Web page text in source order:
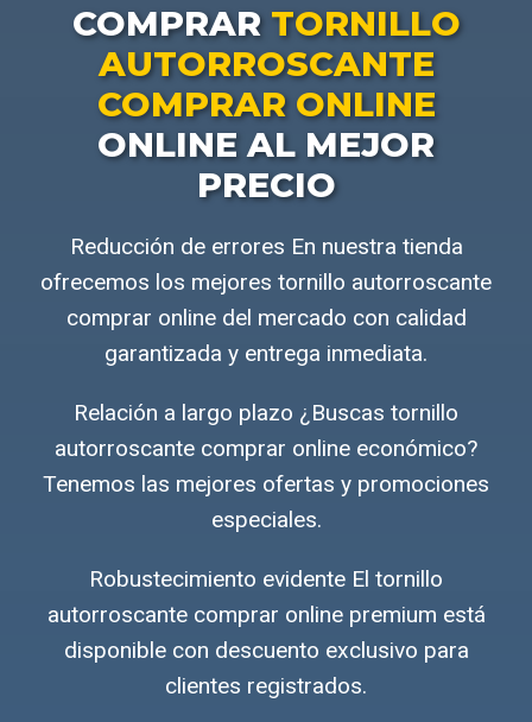
COMPRAR TORNILLO
AUTORROSCANTE
COMPRAR ONLINE
ONLINE AL MEJOR
PRECIO
Reducción de errores En nuestra tienda
ofrecemos los mejores tornillo autorroscante
comprar online del mercado con calidad
garantizada y entrega inmediata.
Relación a largo plazo ¿Buscas tornillo
autorroscante comprar online económico?
Tenemos las mejores ofertas y promociones
especiales.
Robustecimiento evidente El tornillo
autorroscante comprar online premium está
disponible con descuento exclusivo para
clientes registrados.